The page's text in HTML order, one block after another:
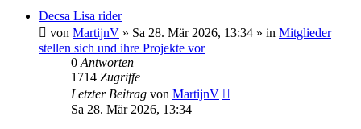
Decsa Lisa rider
von MartijnV » Sa 28. Mär 2026, 13:34 » in Mitglieder
stellen sich und ihre Projekte vor
0Antworten
1714 Zugriffe
Letzter Beitrag von MartijnV
Sa 28. Mär 2026, 13:34